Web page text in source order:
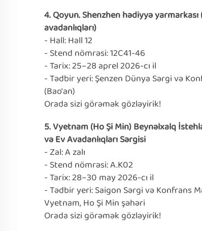
4. Qoyun. Shenzhen hədiyyə
avadanlıqları)
- Hall: Hall 12
- Stend nömrəsi: 12C41-46
- Tarix: 25–28 aprel 2026-cı il
- Tədbir yeri: Şenzen Dünya Sərgi və
(Bao'an)
Orada sizi görəmək gözləyirik!
5. Vyetnam (Ho Şi Min) Beynəlxalq
və Ev Avadanlıqları Sərgisi
- Zal: A zalı
- Stend nömrəsi: A.K02
- Tarix: 28–30 may 2026-cı il
- Tədbir yeri: Saigon Sərgi və Konfrans
Vyetnam, Ho Şi Min şəhəri
Orada sizi görəmək gözləyirik!